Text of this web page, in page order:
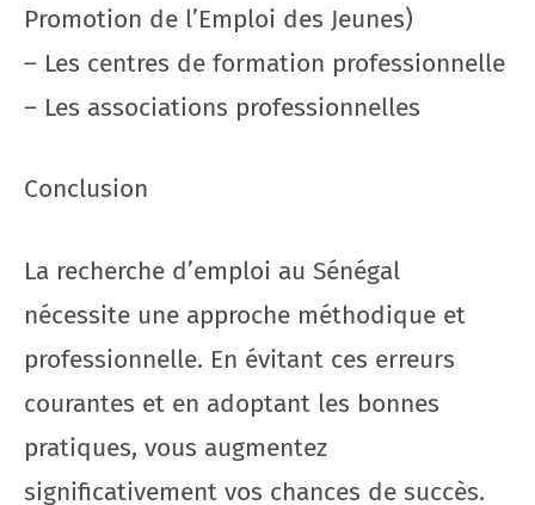
Promotion de l’Emploi des Jeunes)
– Les centres de formation professionnelle
– Les associations professionnelles
Conclusion
La recherche d’emploi au Sénégal
nécessite une approche méthodique et
professionnelle. En évitant ces erreurs
courantes et en adoptant les bonnes
pratiques, vous augmentez
significativement vos chances de succès.